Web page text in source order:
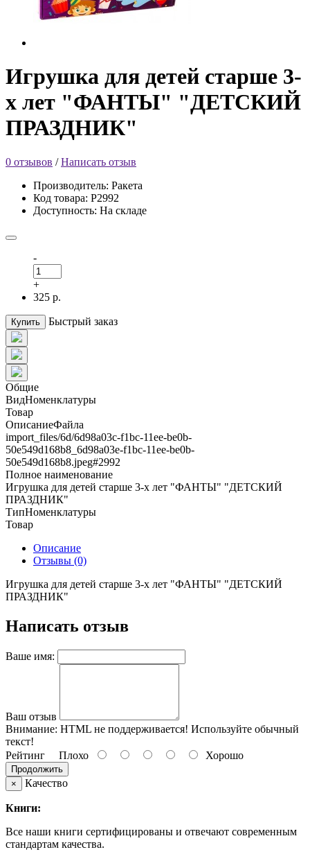
Игрушка для детей старше 3-
х лет "ФАНТЫ" "ДЕТСКИЙ
ПРАЗДНИК"
0 отзывов /Написать отзыв
Производитель: Ракета
Код товара: Р2992
Доступность: На складе
-
+
325 р.
Купить Быстрый заказ
Общие
ВидНоменклатуры
Товар
ОписаниеФайла
import_files/6d/6d98a03c-f1bc-11ee-be0b-
50e549d168b8_6d98a03e-f1bc-11ee-be0b-
50e549d168b8.jpeg#2992
Полное наименование
Игрушка для детей старше 3-х лет "ФАНТЫ" "ДЕТСКИЙ
ПРАЗДНИК"
ТипНоменклатуры
Товар
Описание
Отзывы (0)
Игрушка для детей старше 3-х лет "ФАНТЫ" "ДЕТСКИЙ
ПРАЗДНИК"
Написать отзыв
Ваше имя:
Ваш отзыв
Внимание: HTML не поддерживается! Используйте обычный
текст!
Рейтинг Плохо Хорошо
Продолжить
×
Качество
Книги:
Все наши книги сертифицированы и отвечают современным
стандартам качества.